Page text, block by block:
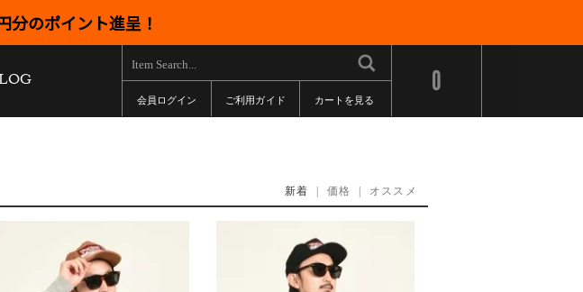
分のポイント進呈！
0
会員ログイン ご利用ガイド カートを見る
新着 価格 オススメ